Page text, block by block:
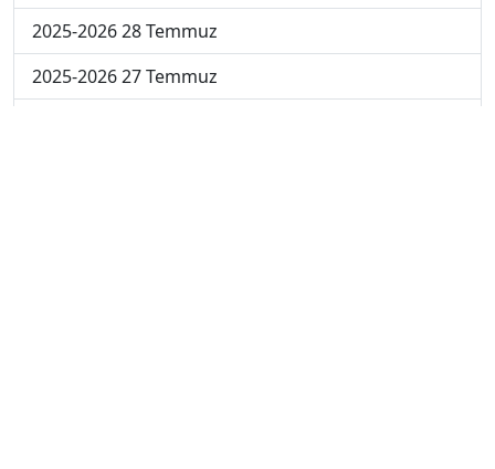
2025-2026 28 Temmuz
2025-2026 27 Temmuz